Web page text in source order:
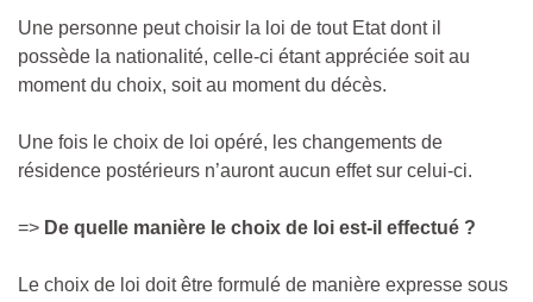
Une personne peut choisir la loi de tout Etat dont il
possède la nationalité, celle-ci étant appréciée soit au
moment du choix, soit au moment du décès.
Une fois le choix de loi opéré, les changements de
résidence postérieurs n’auront aucun effet sur celui-ci.
=> De quelle manière le choix de loi est-il effectué ?
Le choix de loi doit être formulé de manière expresse sous